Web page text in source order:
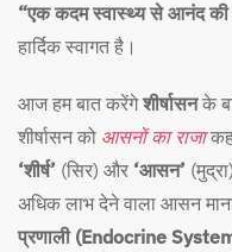
“एक कदम स्वास्थ्य से आनंद
हार्दिक स्वागत है।
आज हम बात करेंगेशीर्षासनके
शीर्षासन को आसनों का राजा
‘शीर्ष’ (सिर) और ‘आसन’
अधिक लाभ देने वाला आसन
प्रणाली (Endocrine